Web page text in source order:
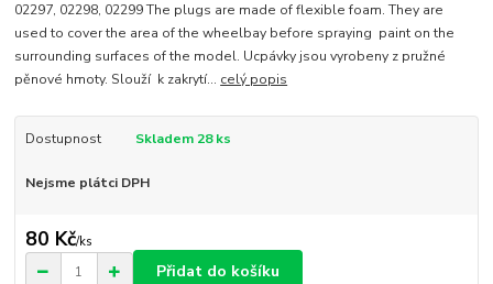
02297, 02298, 02299 The plugs are made of flexible foam. They are
used to cover the area of the wheelbay before spraying paint on the
surrounding surfaces of the model. Ucpávky jsou vyrobeny z pružné
pěnové hmoty. Slouží k zakrytí... celý popis
Dostupnost Skladem 28 ks
Nejsme plátci DPH
80 Kč/ks
Přidat do košíku